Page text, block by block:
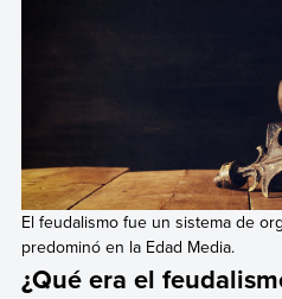
El feudalismo fue un sistema de
predominó en la Edad Media.
¿Qué era el